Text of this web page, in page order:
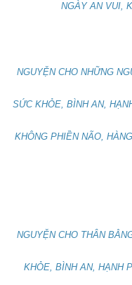
NGÀY AN VUI,
NGUYỆN CHO NHỮNG
SỨC KHỎE, BÌNH AN,
KHÔNG PHIỀN NÃO,
NGUYỆN CHO THÂN
KHỎE, BÌNH AN, HẠNH